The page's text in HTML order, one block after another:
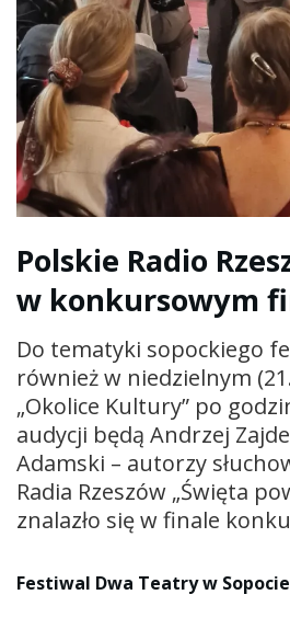
Polskie Radio
w konkursowym
Do tematyki sopockiego
również w niedzielnym
„Okolice Kultury” po
audycji będą Andrzej
Adamski – autorzy
Radia Rzeszów „Święta
znalazło się w finale
Festiwal Dwa Teatry w